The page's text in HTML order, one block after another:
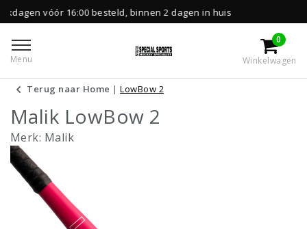
besteld, binnen 2 dagen in huis
Menu
0
Winkelwagen
Terug naar Home |LowBow 2
Malik LowBow 2
Merk: Malik